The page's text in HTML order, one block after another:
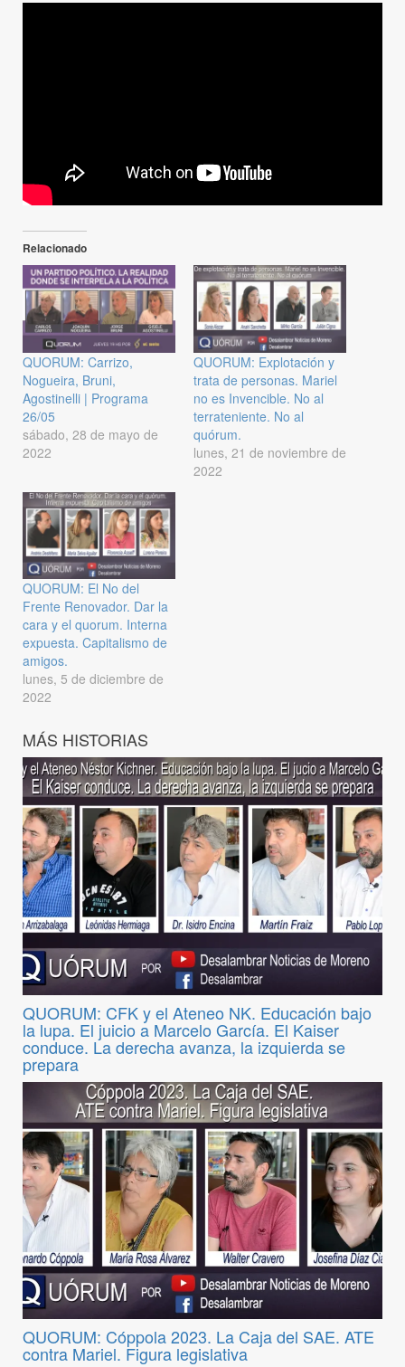
Relacionado
QUORUM: Carrizo,
Nogueira, Bruni,
Agostinelli | Programa
26/05
sábado, 28 de mayo de
2022
QUORUM: Explotación y
trata de personas. Mariel
no es Invencible. No al
terrateniente. No al
quórum.
lunes, 21 de noviembre de
2022
QUORUM: El No del
Frente Renovador. Dar la
cara y el quorum. Interna
expuesta. Capitalismo de
amigos.
lunes, 5 de diciembre de
2022
MÁS HISTORIAS
QUORUM: CFK y el Ateneo NK. Educación bajo
la lupa. El juicio a Marcelo García. El Kaiser
conduce. La derecha avanza, la izquierda se
prepara
QUORUM: Cóppola 2023. La Caja del SAE. ATE
contra Mariel. Figura legislativa